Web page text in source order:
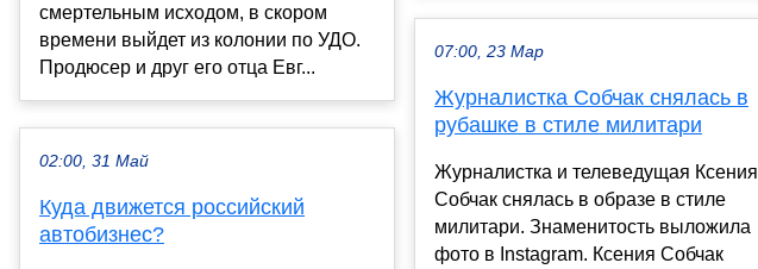
смертельным исходом, в скором
времени выйдет из колонии по УДО.
Продюсер и друг его отца Евг...
02:00, 31 Май
Куда движется российский
автобизнес?
07:00, 23 Мар
Журналистка Собчак снялась в
рубашке в стиле милитари
Журналистка и телеведущая Ксения
Собчак снялась в образе в стиле
милитари. Знаменитость выложила
фото в Instagram. Ксения Собчак